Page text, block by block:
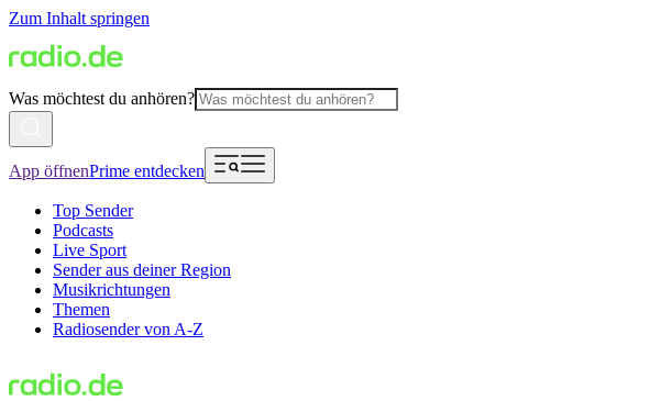
Zum Inhalt springen
Was möchtest du anhören?
App öffnenPrime entdecken
Top Sender
Podcasts
Live Sport
Sender aus deiner Region
Musikrichtungen
Themen
Radiosender von A-Z